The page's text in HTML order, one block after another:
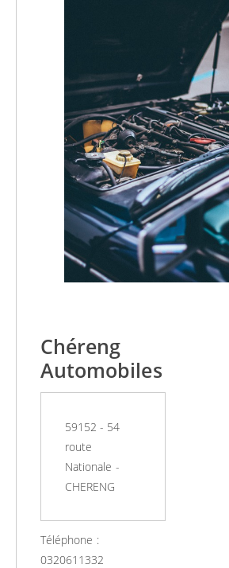
Chéreng
Automobiles
59152 - 54
route
Nationale -
CHERENG
Téléphone :
0320611332